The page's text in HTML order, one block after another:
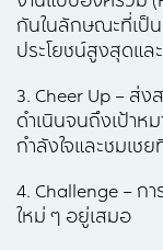
กันในลักษณะที่เป็น
ประโยชน์สูงสุดแล
3. Cheer Up – ส่
ดำเนินจนถึงเป้าห
กำลังใจและชมเชย
4. Challenge – ก
ใหม่ ๆ อยู่เสมอ